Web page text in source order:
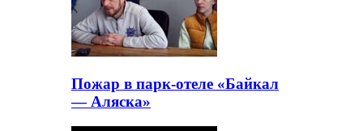
Пожар в парк-отеле «Байкал
— Аляска»